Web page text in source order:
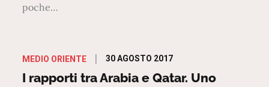
poche…
MEDIO ORIENTE
Posted
on
30 AGOSTO 2017
I rapporti tra Arabia e Qatar. Uno